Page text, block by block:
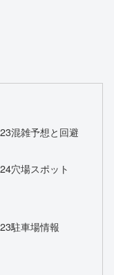
混雑予想と回避
穴場スポット
駐車場情報